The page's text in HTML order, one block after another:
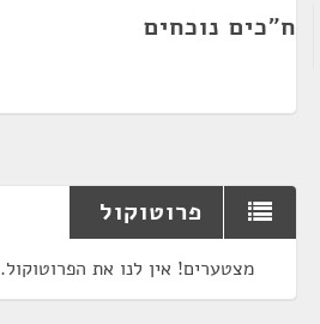
ח"כים נוכחים
פרוטוקול
מצטערים! אין לנו את הפרוטוקול.